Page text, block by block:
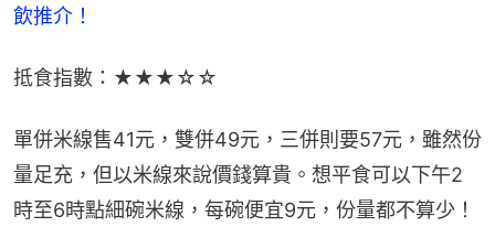
飲推介！
抵食指數：★★★☆☆
單併米線售41元，雙併49元，三併則要57元，雖然份
量足充，但以米線來說價錢算貴。想平食可以下午2
時至6時點細碗米線，每碗便宜9元，份量都不算少！